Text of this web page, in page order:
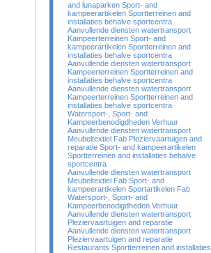
and lunaparken Sport- and
kampeerartikelen Sportterreinen and
installaties behalve sportcentra
Aanvullende diensten watertransport
Kampeerterreinen Sport- and
kampeerartikelen Sportterreinen and
installaties behalve sportcentra
Aanvullende diensten watertransport
Kampeerterreinen Sportterreinen and
installaties behalve sportcentra
Aanvullende diensten watertransport
Kampeerterreinen Sportterreinen and
installaties behalve sportcentra
Watersport-, Sport- and
Kampeerbenodigdheden Verhuur
Aanvullende diensten watertransport
Meubeltextiel Fab Pleziervaartuigen and
reparatie Sport- and kampeerartikelen
Sportterreinen and installaties behalve
sportcentra
Aanvullende diensten watertransport
Meubeltextiel Fab Sport- and
kampeerartikelen Sportartikelen Fab
Watersport-, Sport- and
Kampeerbenodigdheden Verhuur
Aanvullende diensten watertransport
Pleziervaartuigen and reparatie
Aanvullende diensten watertransport
Pleziervaartuigen and reparatie
Restaurants Sportterreinen and installaties